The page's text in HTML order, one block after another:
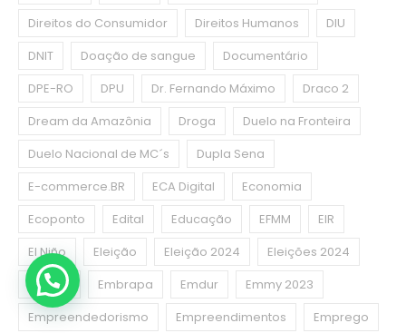
Direitos do Consumidor
Direitos Humanos
DIU
DNIT
Doação de sangue
Documentário
DPE-RO
DPU Dr. Fernando Máximo
Draco 2
Dream da Amazônia
Droga
Duelo na Fronteira
Duelo Nacional de MC´s
Dupla Sena
E-commerce.BR
ECA Digital
Economia
Ecoponto
Edital Educação EFMM
EIR
El Niño
Eleição Eleição 2024
Eleições 2024
Emater
Embrapa Emdur
Emmy 2023
Empreendedorismo
Empreendimentos Emprego